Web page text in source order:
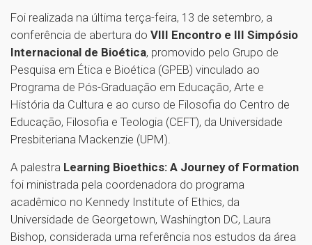
Foi realizada na última terça-feira, 13 de setembro, a
conferência de abertura do VIII Encontro e III Simpósio
Internacional de Bioética, promovido pelo Grupo de
Pesquisa em Ética e Bioética (GPEB) vinculado ao
Programa de Pós-Graduação em Educação, Arte e
História da Cultura e ao curso de Filosofia do Centro de
Educação, Filosofia e Teologia (CEFT), da Universidade
Presbiteriana Mackenzie (UPM).
A palestra Learning Bioethics: A Journey of Formation
foi ministrada pela coordenadora do programa
acadêmico no Kennedy Institute of Ethics, da
Universidade de Georgetown, Washington DC, Laura
Bishop, considerada uma referência nos estudos da área